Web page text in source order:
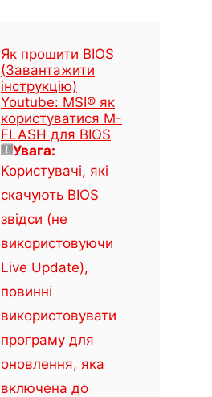
Як прошити BIOS
(Завантажити
інструкцію)
Youtube: MSI® як
користуватися M-
FLASH для BIOS
Увага:
Користувачі, які
скачують BIOS
звідси (не
використовуючи
Live Update),
повинні
використовувати
програму для
оновлення, яка
включена до